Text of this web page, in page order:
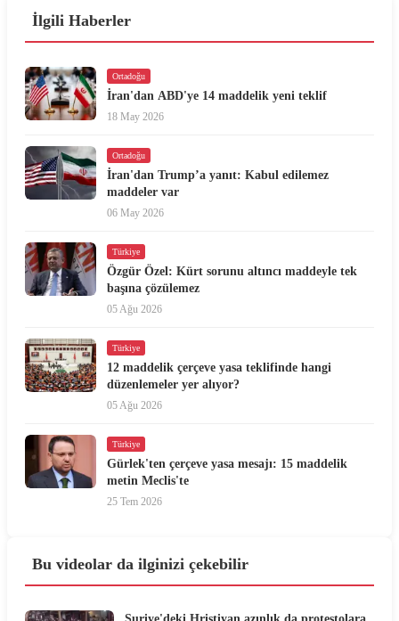
İlgili Haberler
Ortadoğu
İran'dan ABD'ye 14 maddelik yeni teklif
18 May 2026
Ortadoğu
İran'dan Trump’a yanıt: Kabul edilemez
maddeler var
06 May 2026
Türkiye
Özgür Özel: Kürt sorunu altıncı maddeyle tek
başına çözülemez
05 Ağu 2026
Türkiye
12 maddelik çerçeve yasa teklifinde hangi
düzenlemeler yer alıyor?
05 Ağu 2026
Türkiye
Gürlek'ten çerçeve yasa mesajı: 15 maddelik
metin Meclis'te
25 Tem 2026
Bu videolar da ilginizi çekebilir